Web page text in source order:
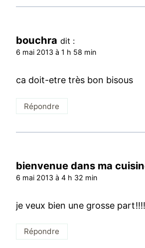
bouchra dit :
6 mai 2013 à 1 h 58 min
ca doit-etre très bon bisous
Répondre
bienvenue dans ma
6 mai 2013 à 4 h 32 min
je veux bien une grosse part!!!!
Répondre